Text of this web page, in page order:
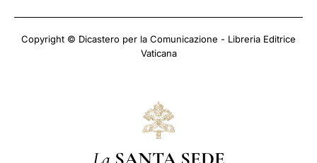
Copyright © Dicastero per la Comunicazione - Libreria Editrice
Vaticana
La